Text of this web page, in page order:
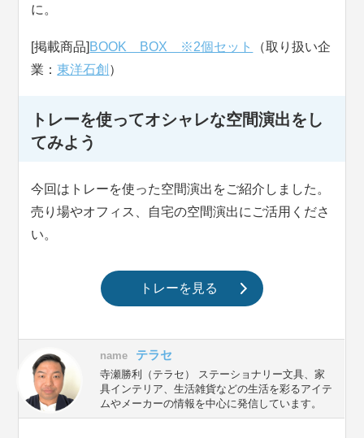
に。
[掲載商品] BOOK BOX ※2個セット
（取り扱い企
業：東洋石創 ）
トレーを使ってオシャレな空間演出をし
てみよう
今回はトレーを使った空間演出をご紹介しました。
売り場やオフィス、自宅の空間演出にご活用くださ
い。
トレーを見る
name テラセ
寺瀬勝利（テラセ） ステーショナリー文具、家
具インテリア、生活雑貨などの生活を彩るアイテ
ムやメーカーの情報を中心に発信しています。